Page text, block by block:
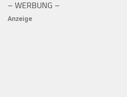
– WERBUNG –
Anzeige